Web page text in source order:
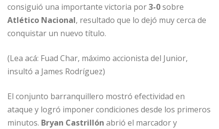
consiguió una importante victoria por3-0sobre
Atlético Nacional, resultado que lo dejó muy cerca de
conquistar un nuevo título.
(Lea acá: Fuad Char, máximo accionista del Junior,
insultó a James Rodríguez)
El conjunto barranquillero mostró efectividad en
ataque y logró imponer condiciones desde los primeros
minutos. Bryan Castrillón abrió el marcador y